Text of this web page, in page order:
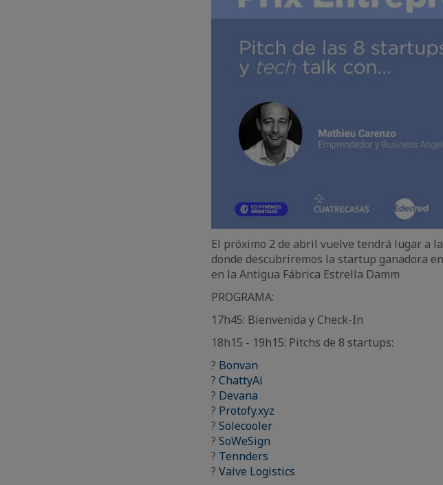
El próximo 2 de abril vuelve tendrá lugar a
donde descubriremos la startup ganadora
en la Antigua Fábrica Estrella Damm
PROGRAMA:
17h45: Bienvenida y Check-In
18h15 - 19h15: Pitchs de 8 startups:
? Bonvan
? ChattyAi
? Devana
? Protofy.xyz
? Solecooler
? SoWeSign
? Tennders
? Vaive Logistics